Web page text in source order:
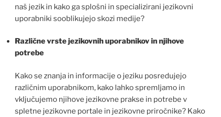
naš jezik in kako ga splošni in specializirani jezikovni
uporabniki sooblikujejo skozi medije?
Različne vrste jezikovnih uporabnikov in njihove
potrebe
Kako se znanja in informacije o jeziku posredujejo
različnim uporabnikom, kako lahko spremljamo in
vključujemo njihove jezikovne prakse in potrebe v
spletne jezikovne portale in jezikovne priročnike? Kako